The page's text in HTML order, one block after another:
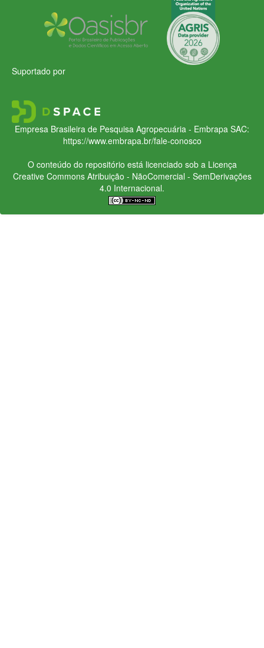
Suportado por
Empresa Brasileira de Pesquisa Agropecuária - Embrapa SAC:
https://www.embrapa.br/fale-conosco
O conteúdo do repositório está licenciado sob a Licença
Creative CommonsAtribuição - NãoComercial - SemDerivações
4.0 Internacional.